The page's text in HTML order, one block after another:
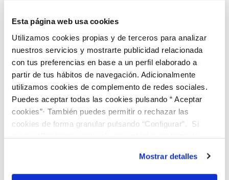
Esta página web usa cookies
Utilizamos cookies propias y de terceros para analizar
nuestros servicios y mostrarte publicidad relacionada
con tus preferencias en base a un perfil elaborado a
partir de tus hábitos de navegación. Adicionalmente
utilizamos cookies de complemento de redes sociales.
Puedes aceptar todas las cookies pulsando “ Aceptar
cookies”· También puedes permitir o rechazar las
cookies de forma granular pulsando “Configurar”. Si
pulsas “Rechazar cookies”, equivaldrá a rechazar la
son indispensables para que el sitio web funcione y que
por tanto no se pueden desactivar. Puedes consultar
Mostrar detalles
términos de precisión
Condiciones de
conservación
Conservar a -20 ± 5 °C
Los clientes que compraron
este artículo también
compraron